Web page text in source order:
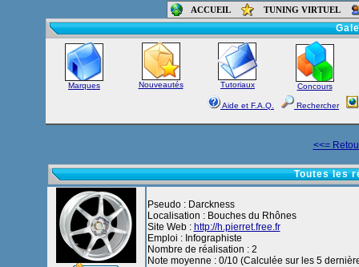
ACCUEIL TUNING VIRTUEL
Accueil-
Marques Nouveautés Tutoriaux Concours
Aide et F.A.Q. Rechercher
<<=
Toutes les
Pseudo : Darckness
Localisation : Bouches du Rhônes
Site Web : http://h.pierret.free.fr
Emploi : Infographiste
Nombre de réalisation : 2
Note moyenne : 0/10 (Calculée sur les 5